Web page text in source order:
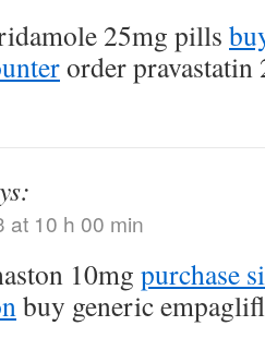
25mg pills
order pravastatin
at 10 h 00 min
10mg purchase
buy generic